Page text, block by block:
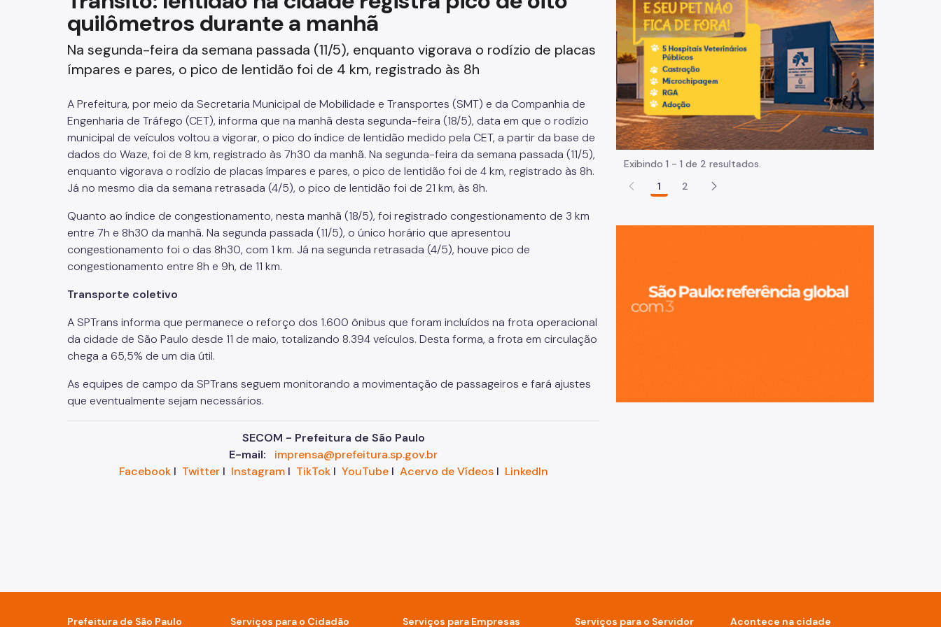
Fazenda
Funerários e Cemiteriais
Rua e Bairro
Saúde e Bem-estar
Segurança
Trabalho
Impostos e Taxas
Legislação
Nota do Milhão
Oportunidades
Programas e Benefícios
Normas e procedimentos
quilômetros durante a manhã
Na segunda-feira da semana passada (11/5), enquanto vigorava o rodízio de placas
ímpares e pares, o pico de lentidão foi de 4 km, registrado às 8h
A Prefeitura, por meio da Secretaria Municipal de Mobilidade e Transportes (SMT) e da Companhia de
Engenharia de Tráfego (CET), informa que na manhã desta segunda-feira (18/5), data em que o rodízio
municipal de veículos voltou a vigorar, o pico do índice de lentidão medido pela CET, a partir da base de
dados do Waze, foi de 8 km, registrado às 7h30 da manhã. Na segunda-feira da semana passada (11/5),
enquanto vigorava o rodízio de placas ímpares e pares, o pico de lentidão foi de 4 km, registrado às 8h.
Já no mesmo dia da semana retrasada (4/5), o pico de lentidão foi de 21 km, às 8h.
Quanto ao índice de congestionamento, nesta manhã (18/5), foi registrado congestionamento de 3 km
entre 7h e 8h30 da manhã. Na segunda passada (11/5), o único horário que apresentou
congestionamento foi o das 8h30, com 1 km. Já na segunda retrasada (4/5), houve pico de
congestionamento entre 8h e 9h, de 11 km.
Transporte coletivo
A SPTrans informa que permanece o reforço dos 1.600 ônibus que foram incluídos na frota operacional
da cidade de São Paulo desde 11 de maio, totalizando 8.394 veículos. Desta forma, a frota em circulação
chega a 65,5% de um dia útil.
As equipes de campo da SPTrans seguem monitorando a movimentação de passageiros e fará ajustes
que eventualmente sejam necessários.
SECOM - Prefeitura de São Paulo
E-mail:
imprensa@prefeitura.sp.gov.br
FacebookI TwitterI InstagramI TikTokI YouTubeI Acervo de VídeosI LinkedIn
Exibindo 1 - 1 de 2 resultados.
1
2
Prefeitura de São Paulo Serviços para o Cidadão Serviços para Empresas Serviços para o Servidor Acontece na cidade